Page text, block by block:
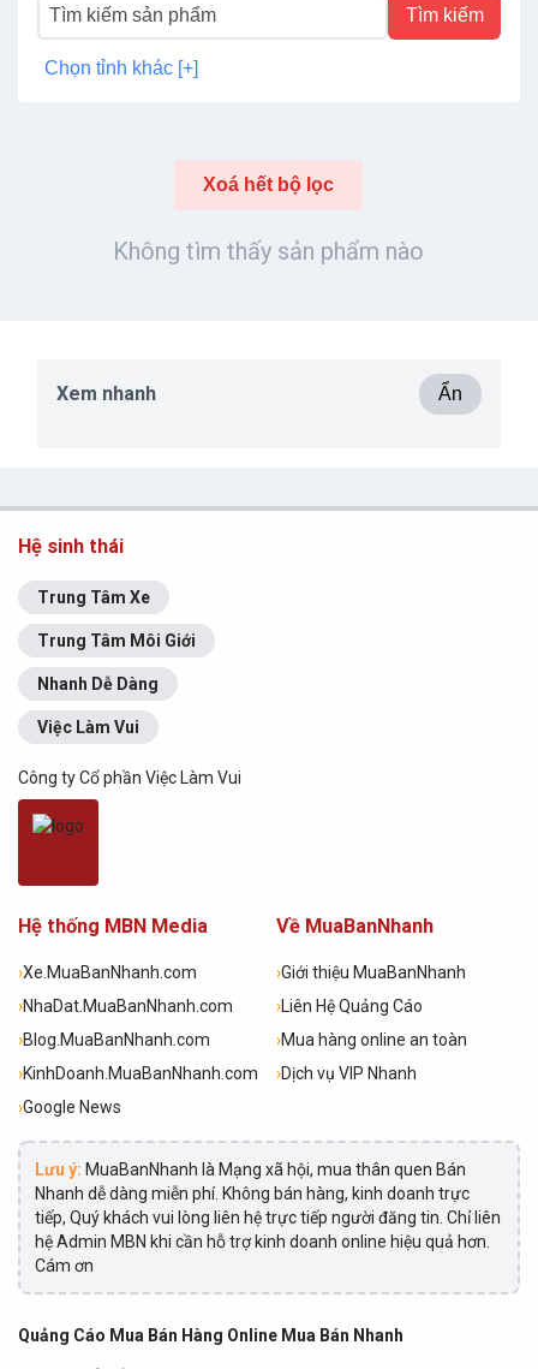
Tìm kiếm
Chọn tỉnh khác [+]
Xoá hết bộ lọc
Không tìm thấy sản phẩm nào
Xem nhanh Ẩn
Hệ sinh thái
Trung Tâm Xe
Trung Tâm Môi Giới
Nhanh Dễ Dàng
Việc Làm Vui
Công ty Cổ phần Việc Làm Vui
Hệ thống MBN Media
›Xe.MuaBanNhanh.com
›NhaDat.MuaBanNhanh.com
›Blog.MuaBanNhanh.com
›KinhDoanh.MuaBanNhanh.com
›Google News
Về MuaBanNhanh
›Giới thiệu MuaBanNhanh
›Liên Hệ Quảng Cáo
›Mua hàng online an toàn
›Dịch vụ VIP Nhanh
Lưu ý: MuaBanNhanh là Mạng xã hội, mua thân quen Bán
Nhanh dễ dàng miễn phí. Không bán hàng, kinh doanh trực
tiếp, Quý khách vui lòng liên hệ trực tiếp người đăng tin. Chỉ liên
hệ Admin MBN khi cần hỗ trợ kinh doanh online hiệu quả hơn.
Cám ơn
Quảng Cáo Mua Bán Hàng Online Mua Bán Nhanh